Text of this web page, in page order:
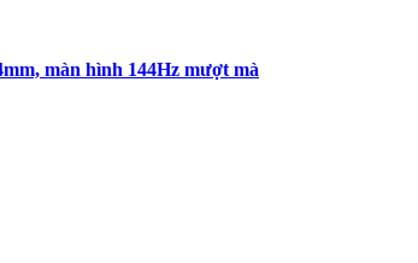
màn hình 144Hz mượt mà